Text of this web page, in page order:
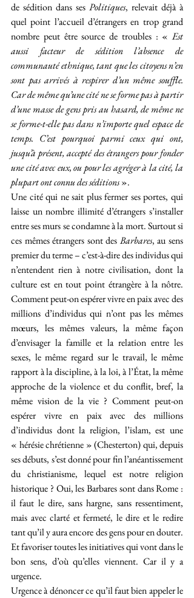
de sédition dans ses Politiques, relevait déjà à
quel point l’accueil d’étrangers en trop grand
nombre peut être source de troubles : « Est
aussi facteur de sédition l’absence de
communauté ethnique, tant que les citoyens n’en
sont pas arrivés à respirer d’un même souffle.
Car de même qu’une cité ne se forme pas à partir
d’une masse de gens pris au hasard, de même ne
se forme-t-elle pas dans n’importe quel espace de
temps. C’est pourquoi parmi ceux qui ont,
jusqu’à présent, accepté des étrangers pour fonder
une cité avec eux, ou pour les agréger à la cité, la
plupart ont connu des séditions ».
Une cité qui ne sait plus fermer ses portes, qui
laisse un nombre illimité d’étrangers s’installer
entre ses murs se condamne à la mort. Surtout si
ces mêmes étrangers sont des Barbares, au sens
premier du terme – c’est-à-dire des individus qui
n’entendent rien à notre civilisation, dont la
culture est en tout point étrangère à la nôtre.
Comment peut-on espérer vivre en paix avec des
millions d’individus qui n’ont pas les mêmes
mœurs, les mêmes valeurs, la même façon
d’envisager la famille et la relation entre les
sexes, le même regard sur le travail, le même
rapport à la discipline, à la loi, à l’État, la même
approche de la violence et du conflit, bref, la
même vision de la vie ? Comment peut-on
espérer vivre en paix avec des millions
d’individus dont la religion, l’islam, est une
« hérésie chrétienne » (Chesterton) qui, depuis
ses débuts, s’est donné pour fin l’anéantissement
du christianisme, lequel est notre religion
historique ? Oui, les Barbares sont dans Rome :
il faut le dire, sans hargne, sans ressentiment,
mais avec clarté et fermeté, le dire et le redire
tant qu’il y aura encore des gens pour en douter.
Et favoriser toutes les initiatives qui vont dans le
bon sens, d’où qu’elles viennent. Car il y a
urgence.
Urgence à dénoncer ce qu’il faut bien appeler le